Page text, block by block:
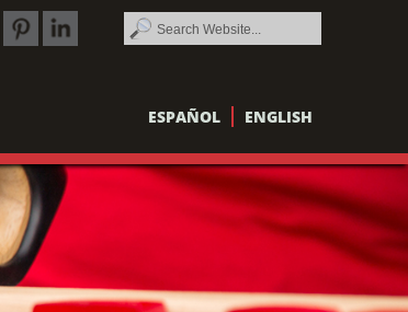
ESPAÑOL ENGLISH